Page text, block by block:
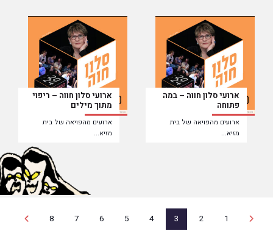
ארועי סלון חווה – במה
פתוחה
ארועים מהפויאה של בית
מזיא...
ארועי סלון חווה – ריפוי
מתוך מילים
ארועים מהפויאה של בית
מזיא...
1
2
3
4
5
6
7
8